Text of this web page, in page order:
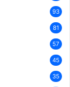
93
81
57
45
35